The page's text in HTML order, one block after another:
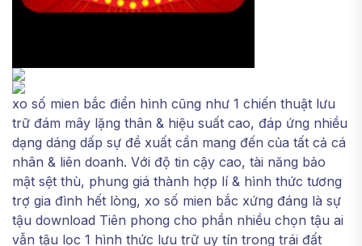
xo số mien bắc điển hình cũng như 1 chiến thuật lưu
trữ đám mây lặng thân & hiệu suất cao, đáp ứng nhiều
dạng dáng dấp sự đề xuất cần mang đến của tất cả cá
nhân & liên doanh. Với độ tin cậy cao, tài năng bảo
mật sệt thù, phung giá thành hợp lí & hình thức tương
trợ gia đình hết lòng, xo số mien bắc xứng đáng là sự
tậu download Tiên phong cho phần nhiều chọn tậu ai
vẫn tậu lọc 1 hình thức lưu trữ uy tín trong trái đất